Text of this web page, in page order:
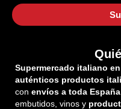
Supermercado italiano
auténticos productos
con envíos a toda España
embutidos, vinos y